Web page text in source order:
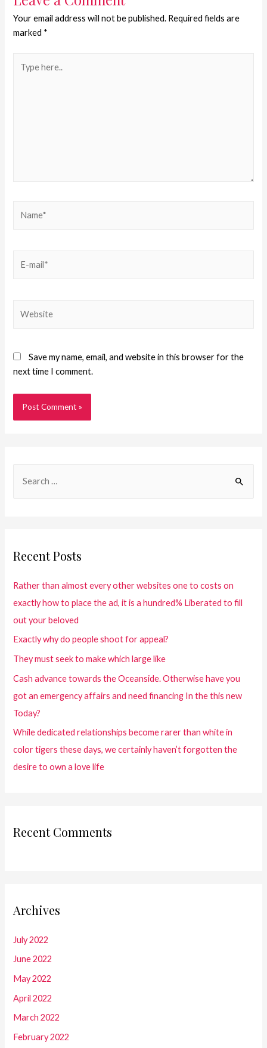
Your email address will not be published. Required fields are
marked *
Save my name, email, and website in this browser for the
next time I comment.
Recent Posts
Rather than almost every other websites one to costs on
exactly how to place the ad, it is a hundred% Liberated to fill
out your beloved
Exactly why do people shoot for appeal?
They must seek to make which large like
Cash advance towards the Oceanside. Otherwise have you
got an emergency affairs and need financing In the this new
Today?
While dedicated relationships become rarer than white in
color tigers these days, we certainly haven’t forgotten the
desire to own a love life
Recent Comments
Archives
July 2022
June 2022
May 2022
April 2022
March 2022
February 2022